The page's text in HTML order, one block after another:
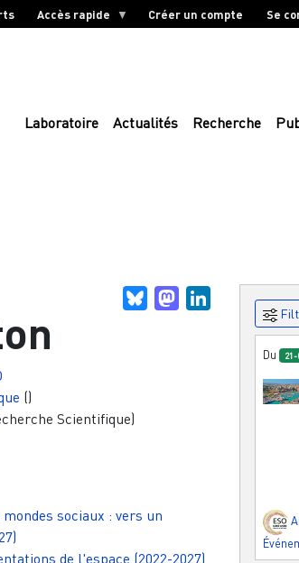
Accès rapide Créer un compte Se
Laboratoire Actualités Recherche
BlueskyMastodonLinkedIn
()
Scientifique)
sociaux : vers un
de l'espace (2022-2027)
Du 21-